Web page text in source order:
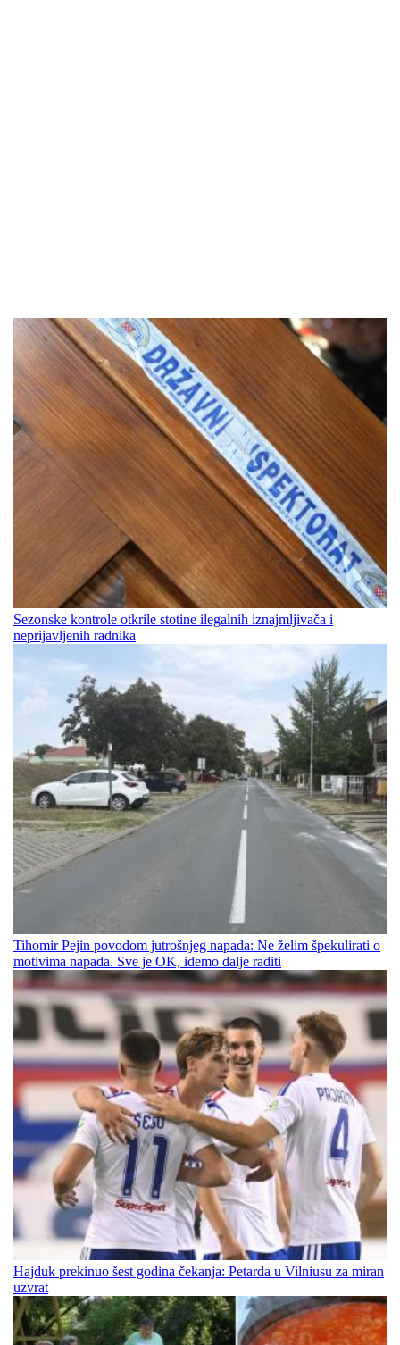
Sezonske kontrole otkrile stotine ilegalnih iznajmljivača i
neprijavljenih radnika
Tihomir Pejin povodom jutrošnjeg napada: Ne želim špekulirati o
motivima napada. Sve je OK, idemo dalje raditi
Hajduk prekinuo šest godina čekanja: Petarda u Vilniusu za miran
uzvrat